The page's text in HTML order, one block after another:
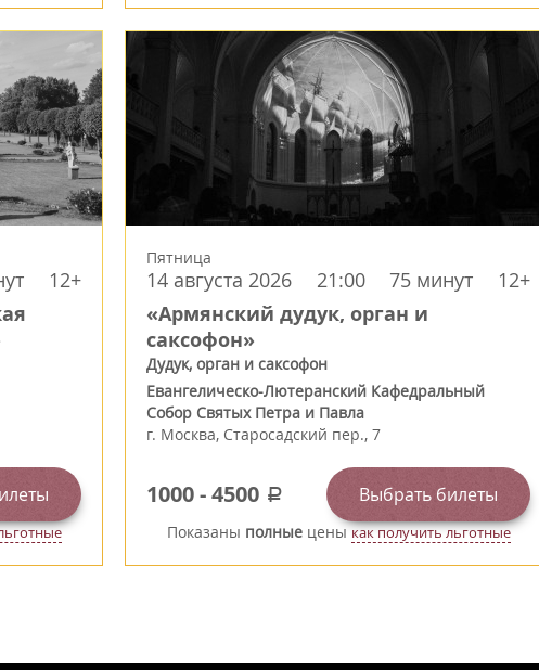
12+
Пятница
14 августа 2026 21:00 75 минут 12+
«Армянский дудук, орган и
саксофон»
Дудук, орган и саксофон
Евангелическо-Лютеранский Кафедральный
Собор Святых Петра и Павла
г. Москва, Старосадский пер., 7
1000-4500 a Выбрать билеты
Показаны полныеценыкак получить льготные